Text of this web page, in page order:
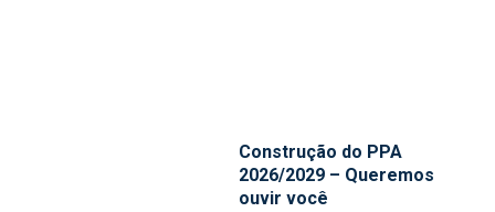
Construção do PPA
2026/2029 – Queremos
ouvir você